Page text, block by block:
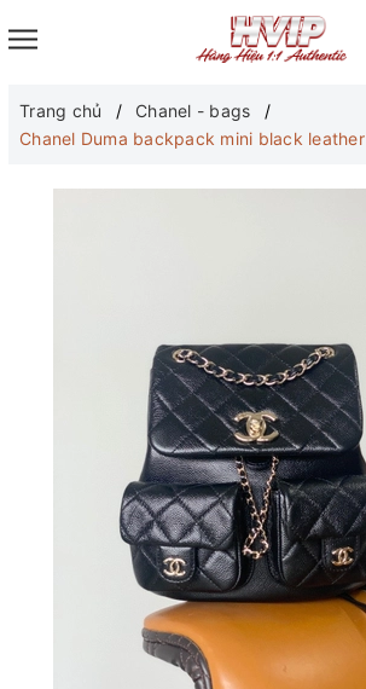
Trang chủ
Chanel - bags
Chanel Duma backpack mini black leather